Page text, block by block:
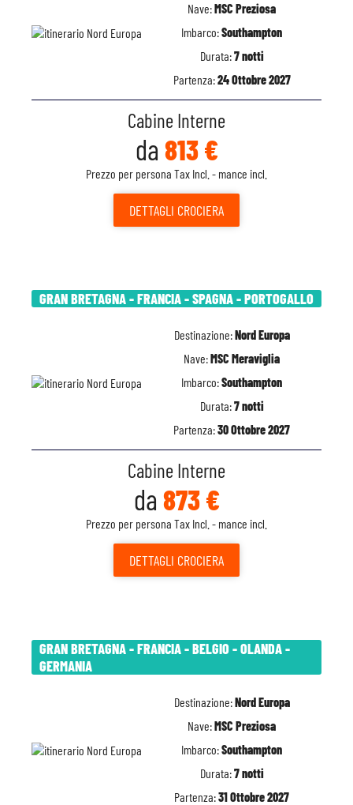
Nave:MSC Preziosa
Imbarco:Southampton
Durata:7 notti
Partenza:24 Ottobre 2027
Cabine Interne
da 813 €
Prezzo per persona Tax Incl. - mance incl.
DETTAGLI CROCIERA
GRAN BRETAGNA - FRANCIA - SPAGNA - PORTOGALLO
Destinazione:Nord Europa
Nave:MSC Meraviglia
Imbarco:Southampton
Durata:7 notti
Partenza:30 Ottobre 2027
Cabine Interne
da 873 €
Prezzo per persona Tax Incl. - mance incl.
DETTAGLI CROCIERA
GRAN BRETAGNA - FRANCIA - BELGIO - OLANDA -
GERMANIA
Destinazione:Nord Europa
Nave:MSC Preziosa
Imbarco:Southampton
Durata:7 notti
Partenza:31 Ottobre 2027